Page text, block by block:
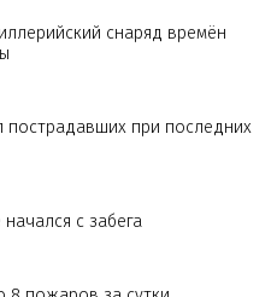
снаряд времён
пострадавших при последних
с забега